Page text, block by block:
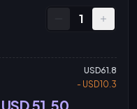
1
USD61.8
- USD10.3
USD 51.50